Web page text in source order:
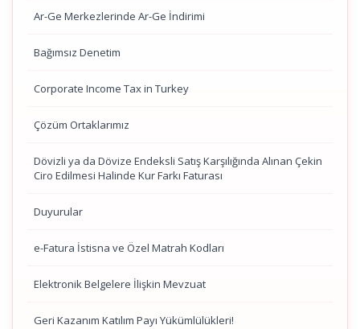
Ar-Ge Merkezlerinde Ar-Ge İndirimi
Bağımsız Denetim
Corporate Income Tax in Turkey
Çözüm Ortaklarımız
Dövizli ya da Dövize Endeksli Satış Karşılığında Alınan Çekin
Ciro Edilmesi Halinde Kur Farkı Faturası
Duyurular
e-Fatura İstisna ve Özel Matrah Kodları
Elektronik Belgelere İlişkin Mevzuat
Geri Kazanım Katılım Payı Yükümlülükleri!